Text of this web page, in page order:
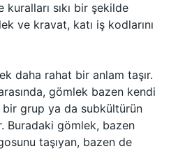
sıkı bir şekilde
ve kravat, katı iş kodlarını
daha rahat bir anlam taşır.
gömlek bazen kendi
grup ya da subkültürün
Buradaki gömlek, bazen
taşıyan, bazen de